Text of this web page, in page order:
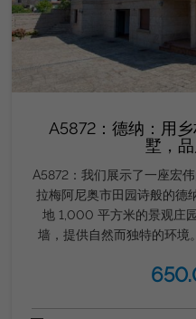
A5872：德纳：用
墅，品
A5872：我们展示了一座宏
拉梅阿尼奥市田园诗般的德
地 1,000 平方米的景观庄
墙，提供自然而独特的环境
253 平方米的住房，您可以
宅，这使其成为绝佳的投资